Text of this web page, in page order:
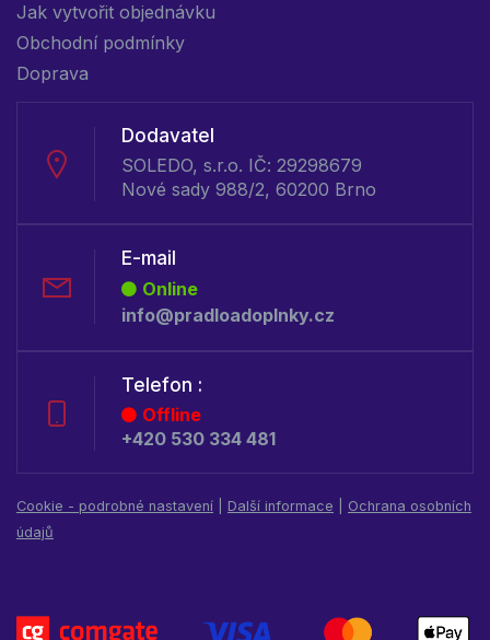
Jak vytvořit objednávku
Obchodní podmínky
Doprava
Dodavatel
SOLEDO, s.r.o. IČ: 29298679
Nové sady 988/2, 60200 Brno
E-mail
Online
info@pradloadoplnky.cz
Telefon :
Offline
+420 530 334 481
Cookie - podrobné nastavení Další informace
Ochrana osobních
údajů